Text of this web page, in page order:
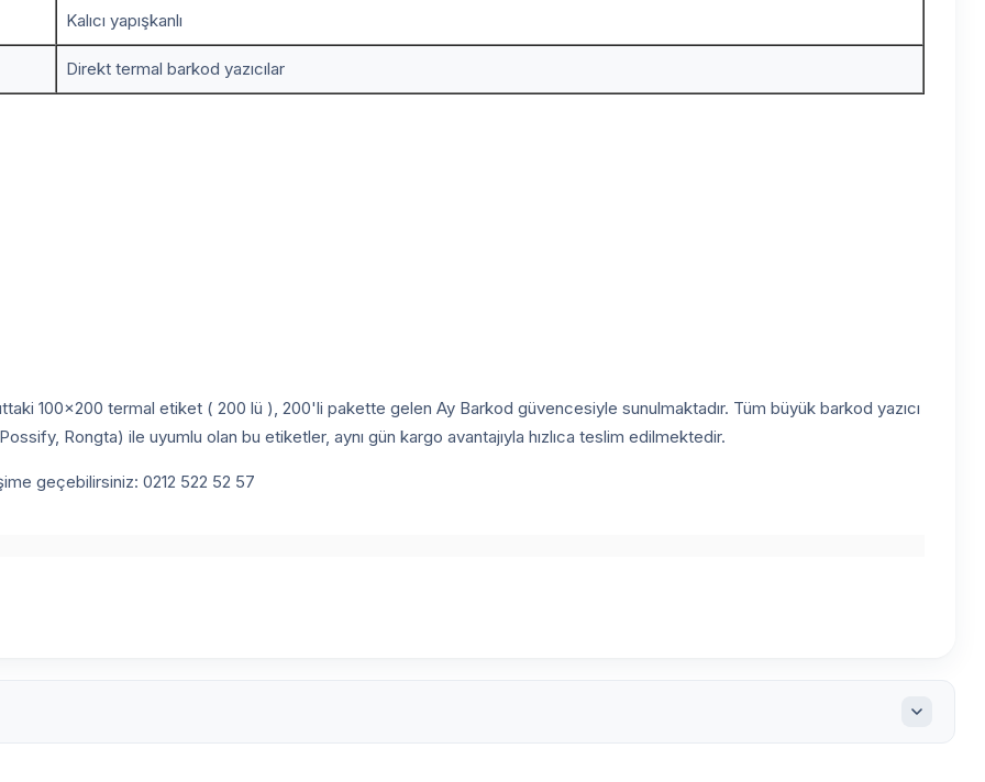
Kalıcı yapışkanlı
Direkt termal barkod yazıcılar
100x200 termal etiket ( 200 lü ), 200'li pakette gelen Ay Barkod güvencesiyle sunulmaktadır. Tüm büyük barkod yazıcı
Rongta) ile uyumlu olan bu etiketler, aynı gün kargo avantajıyla hızlıca teslim edilmektedir.
geçebilirsiniz: 0212 522 52 57